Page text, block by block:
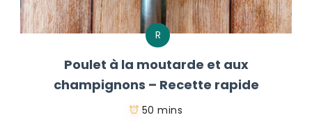
R
Poulet à la moutarde et aux
champignons – Recette rapide
50 mins